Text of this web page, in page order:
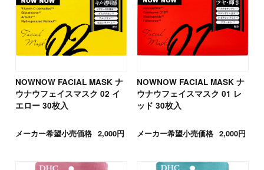
NOWNOW FACIAL MASK ナ
ウナウフェイスマスク 02 イ
エロー 30枚入
メーカー希望小売価格 2,000円
NOWNOW FACIAL MASK ナ
ウナウフェイスマスク 01 レ
ッド 30枚入
メーカー希望小売価格 2,000円